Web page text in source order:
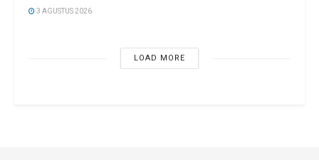
3 AGUSTUS 2026
LOAD MORE